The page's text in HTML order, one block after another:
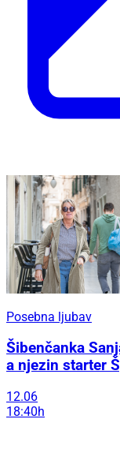
Posebna ljubav
Šibenčanka
a njezin starter
12.06
18:40h